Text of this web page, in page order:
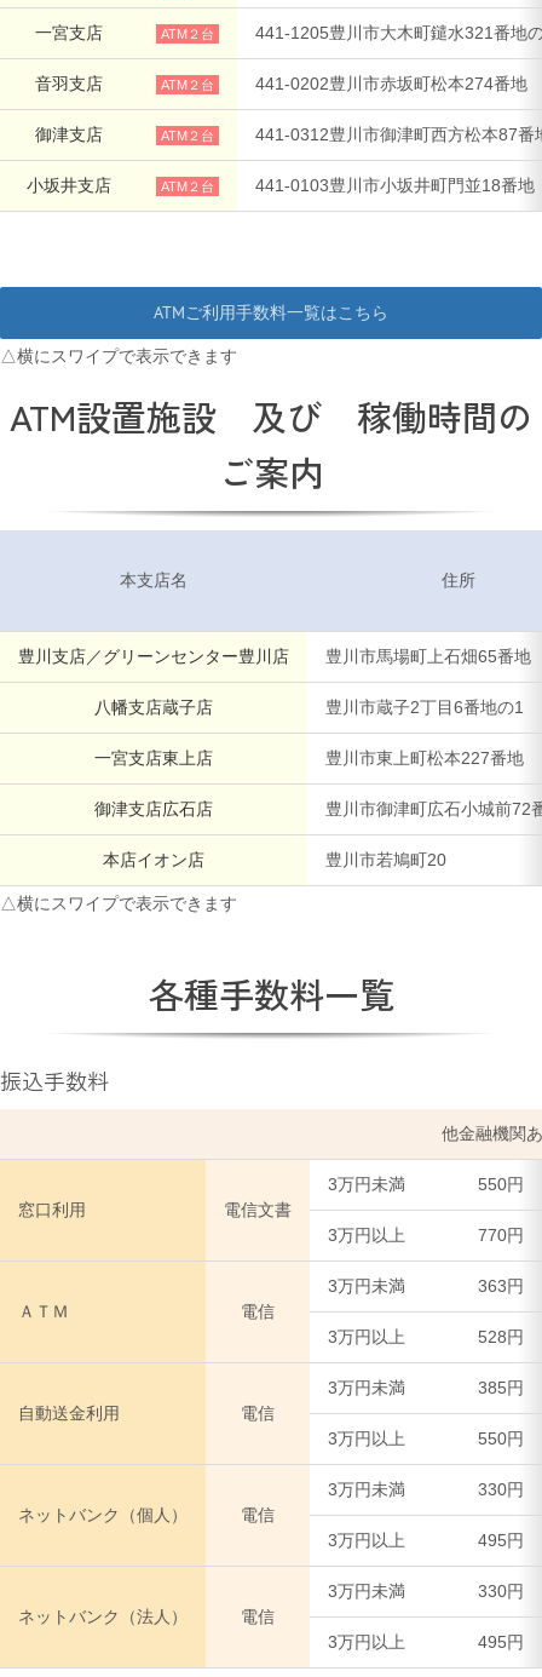
ATM稼動時間一覧
JA共済のご案内
JA共済 自動車事故相談連絡
わい！わい！ポイント制度のご案内
概要説明・ポイントの貯め方、使い方
わい!わい!ポイント制度のご案内
JAひまわり概要
組合データ・組織構成図・JAのあゆみ
リクルート情報のご案内
JAひまわり無料職業紹介事業
情報閲覧サービスの利用規約（PDF)
一宮支店 ATM２台 441-1205豊川市大木町鑓水321番地
音羽支店 ATM２台 441-0202豊川市赤坂町松本274番地
御津支店 ATM２台 441-0312豊川市御津町西方松本87番
小坂井支店 ATM２台 441-0103豊川市小坂井町門並18番地
ATMご利用手数料一覧はこちら
ATM設置施設 及び 稼働時間の
ご案内
本支店名 住所
豊川支店／グリーンセンター豊川店 豊川市馬場町上石畑65番地
八幡支店蔵子店 豊川市蔵子2丁目6番地の1
一宮支店東上店 豊川市東上町松本227番地
御津支店広石店 豊川市御津町広石小城前72
本店イオン店 豊川市若鳩町20
各種手数料一覧
振込手数料
他金融機関
窓口利用 電信文書
3万円未満 550円
3万円以上 770円
ＡＴＭ 電信
3万円未満 363円
3万円以上 528円
自動送金利用 電信
3万円未満 385円
3万円以上 550円
ネットバンク（個人） 電信
3万円未満 330円
3万円以上 495円
ネットバンク（法人） 電信
3万円未満 330円
3万円以上 495円